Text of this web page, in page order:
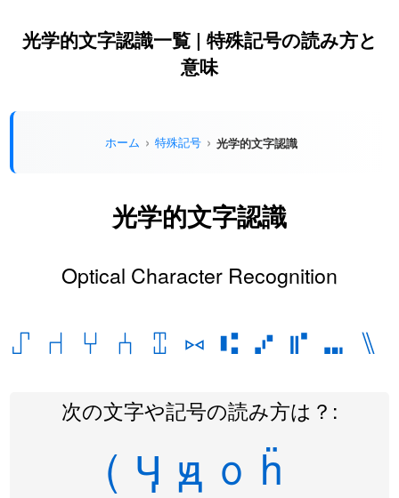
光学的文字認識一覧 | 特殊記号の読み方と
意味
ホーム 特殊記号 光学的文字認識
光学的文字認識
Optical Character Recognition
⑀ ⑁ ⑂ ⑃ ⑄ ⑅ ⑆ ⑇ ⑈ ⑉ ⑊
次の文字や記号の読み方は？:
( Ӌ ԭ ᪀ ḧ